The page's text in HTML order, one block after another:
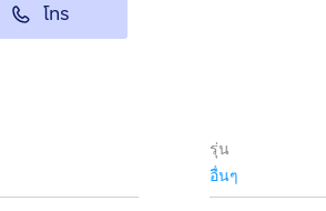
โทร
รุ่น
อื่นๆ